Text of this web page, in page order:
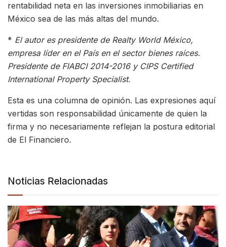
rentabilidad neta en las inversiones inmobiliarias en
México sea de las más altas del mundo.
* El autor es presidente de Realty World México,
empresa líder en el País en el sector bienes raíces.
Presidente de FIABCI 2014-2016 y CIPS Certified
International Property Specialist.
Esta es una columna de opinión. Las expresiones aquí
vertidas son responsabilidad únicamente de quien la
firma y no necesariamente reflejan la postura editorial
de El Financiero.
Noticias Relacionadas